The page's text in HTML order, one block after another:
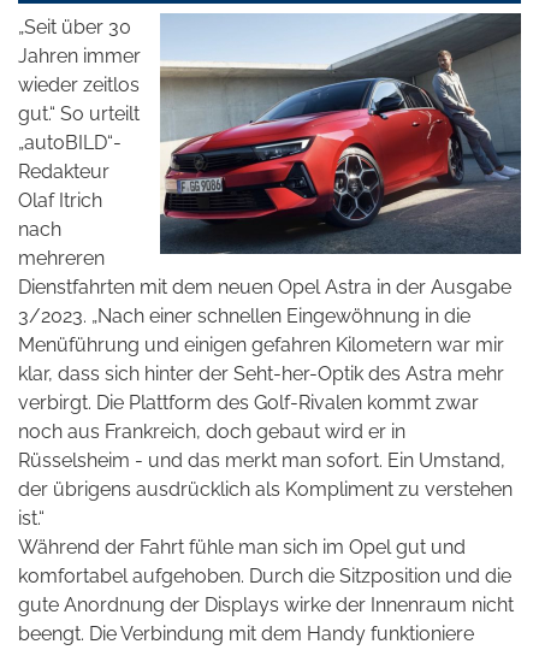
„Seit über 30
Jahren immer
wieder zeitlos
gut.“ So urteilt
„autoBILD“-
Redakteur
Olaf Itrich
nach
mehreren
Dienstfahrten mit dem neuen Opel Astra in der Ausgabe
3/2023. „Nach einer schnellen Eingewöhnung in die
Menüführung und einigen gefahren Kilometern war mir
klar, dass sich hinter der Seht-her-Optik des Astra mehr
verbirgt. Die Plattform des Golf-Rivalen kommt zwar
noch aus Frankreich, doch gebaut wird er in
Rüsselsheim - und das merkt man sofort. Ein Umstand,
der übrigens ausdrücklich als Kompliment zu verstehen
ist.“
Während der Fahrt fühle man sich im Opel gut und
komfortabel aufgehoben. Durch die Sitzposition und die
gute Anordnung der Displays wirke der Innenraum nicht
beengt. Die Verbindung mit dem Handy funktioniere